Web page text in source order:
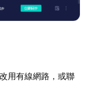
用有線網路，或聯